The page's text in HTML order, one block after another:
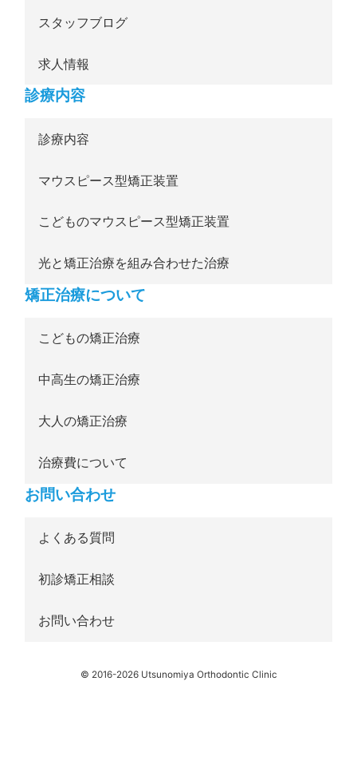
スタッフブログ
求人情報
診療内容
診療内容
マウスピース型矯正装置
こどものマウスピース型矯正装置
光と矯正治療を組み合わせた治療
矯正治療について
こどもの矯正治療
中高生の矯正治療
大人の矯正治療
治療費について
お問い合わせ
よくある質問
初診矯正相談
お問い合わせ
© 2016-2026 Utsunomiya Orthodontic Clinic